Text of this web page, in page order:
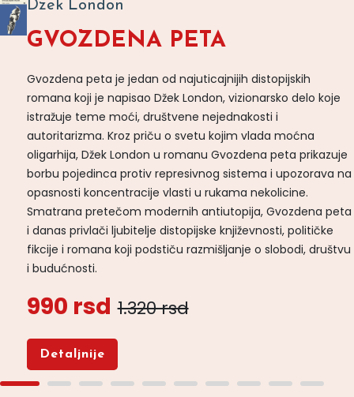
Dzek London
GVOZDENA PETA
Gvozdena peta je jedan od najuticajnijih distopijskih
romana koji je napisao Džek London, vizionarsko delo koje
istražuje teme moći, društvene nejednakosti i
autoritarizma. Kroz priču o svetu kojim vlada moćna
oligarhija, Džek London u romanu Gvozdena peta prikazuje
borbu pojedinca protiv represivnog sistema i upozorava na
opasnosti koncentracije vlasti u rukama nekolicine.
Smatrana pretečom modernih antiutopija, Gvozdena peta
i danas privlači ljubitelje distopijske književnosti, političke
fikcije i romana koji podstiču razmišljanje o slobodi, društvu
i budućnosti.
990 rsd 1.320 rsd
Detaljnije